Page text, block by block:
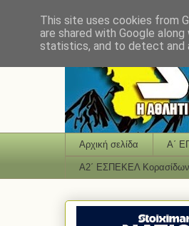
Αρχική σελίδα Α΄
Α2΄ ΕΣΠΕΚΕΛ Κορασίδων
This site uses cookies from
are shared with Google
statistics, and to detect and